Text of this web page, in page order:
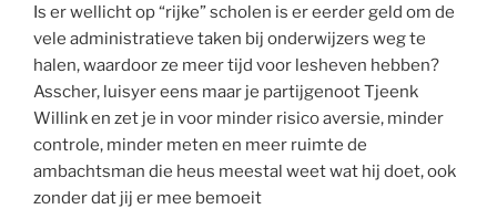
Is er wellicht op “rijke” scholen is er eerder geld om de
vele administratieve taken bij onderwijzers weg te
halen, waardoor ze meer tijd voor lesheven hebben?
Asscher, luisyer eens maar je partijgenoot Tjeenk
Willink en zet je in voor minder risico aversie, minder
controle, minder meten en meer ruimte de
ambachtsman die heus meestal weet wat hij doet, ook
zonder dat jij er mee bemoeit